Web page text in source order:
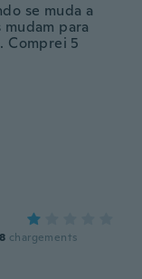
se muda a
para
Comprei 5
chargements